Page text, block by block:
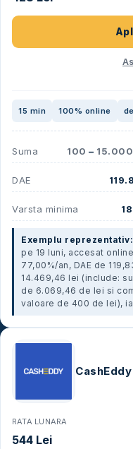
15 min 100% online
Suma 100 – 15.000
DAE
Varsta minima
Exemplu reprezentativ:
pe 19 luni, accesat
77,00%/an, DAE de
14.469,46 lei (include:
de 6.069,46 de lei si
valoare de 400 de lei),
CashEddy
RATA LUNARA
544 Lei